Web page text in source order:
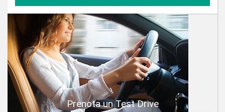
Prenota un Test Drive